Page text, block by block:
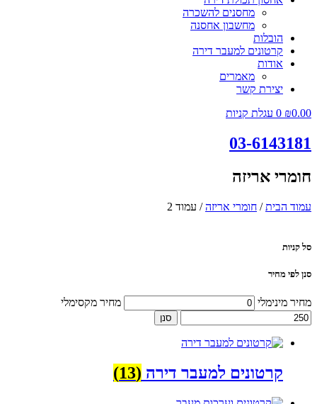
מחסנים להשכרה
מחשבון אחסנה
הובלות
קרטונים למעבר דירה
אודות
מאמרים
יצירת קשר
₪0.00
0 עגלת קניות
03-6143181
חומרי אריזה
עמוד הבית/ חומרי אריזה/ עמוד 2
סל קניות
סנן לפי מחיר
מחיר מינימלי מחיר מקסימלי
סנן
קרטונים למעבר דירה (13)